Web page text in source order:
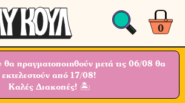
0
θα πραγματοποιηθούν μετά τις 06/08 θα
εκτελεστούν από 17/08!
Καλές Διακοπές! 🏝